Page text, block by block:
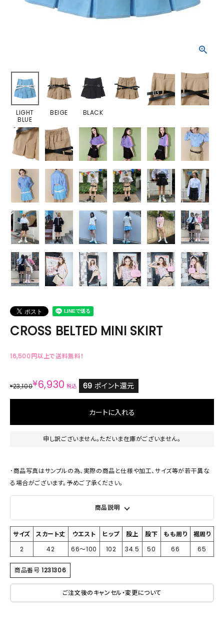
LIGHT
BLUE
BEIGE BLACK
CROSS BELTED MINI SKIRT
16,500円以上で送料無料！
¥23,100¥6,930 税込 69 ポイント還元
カートに入れる
申し訳ございません。ただいま在庫がございません。
･商品写真はサンプルの為、実際の商品と仕様や加工、サイズ等が若干異な
る場合がございます。予めご了承ください。
商品説明
サイズ スカート丈 ウエスト ヒップ 股上 股下 もも周り
裾周り
2
42 66～100 102 34.5 50 66 65
商品番号 1231306
ご注文後のキャンセル・変更について